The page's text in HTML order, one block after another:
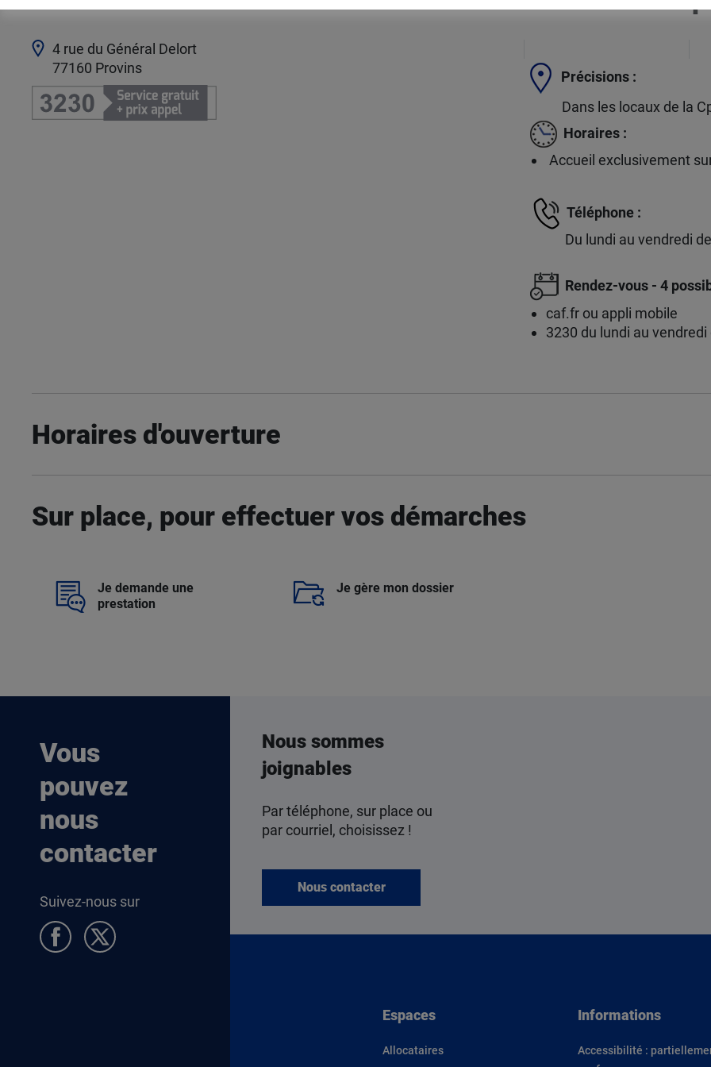
4 rue du Général Delort
77160 Provins
Précisions :
Dans les locaux de la
Horaires :
Accueil exclusivement
Téléphone :
Du lundi au vendredi de
Rendez-vous - 4
caf.fr ou appli mobile
3230 du lundi au
Horaires d'ouverture
Sur place, pour effectuer vos démarches
Je demande une
prestation
Je gère mon dossier
Vous
pouvez
nous
contacter
Suivez-nous sur
Nous sommes
joignables
Par téléphone, sur place ou
par courriel, choisissez !
Nous contacter
Espaces
Allocataires
Informations
Accessibilité :